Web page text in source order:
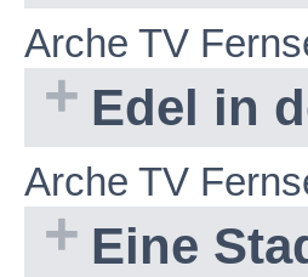
Arche TV
Edel in
Arche TV
Eine